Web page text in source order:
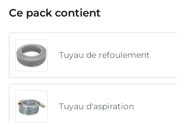
Ce pack contient
Tuyau de refoulement
Tuyau d'aspiration